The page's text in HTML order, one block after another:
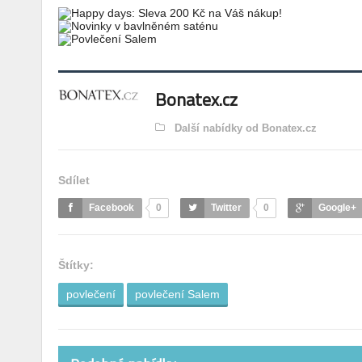
Bonatex.cz
Další nabídky od Bonatex.cz
Sdílet
Facebook 0 Twitter 0 Google+
Štítky:
povlečení povlečení Salem